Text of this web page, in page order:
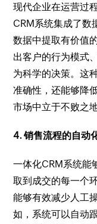
现代企业在运营过
CRM系统集成了数
数据中提取有价值
出客户的行为模式
为科学的决策。这
准确性，还能够降
市场中立于不败之地
4. 销售流程的自动
一体化CRM系统能
取到成交的每一个
能够有效减少人工
如，系统可以自动